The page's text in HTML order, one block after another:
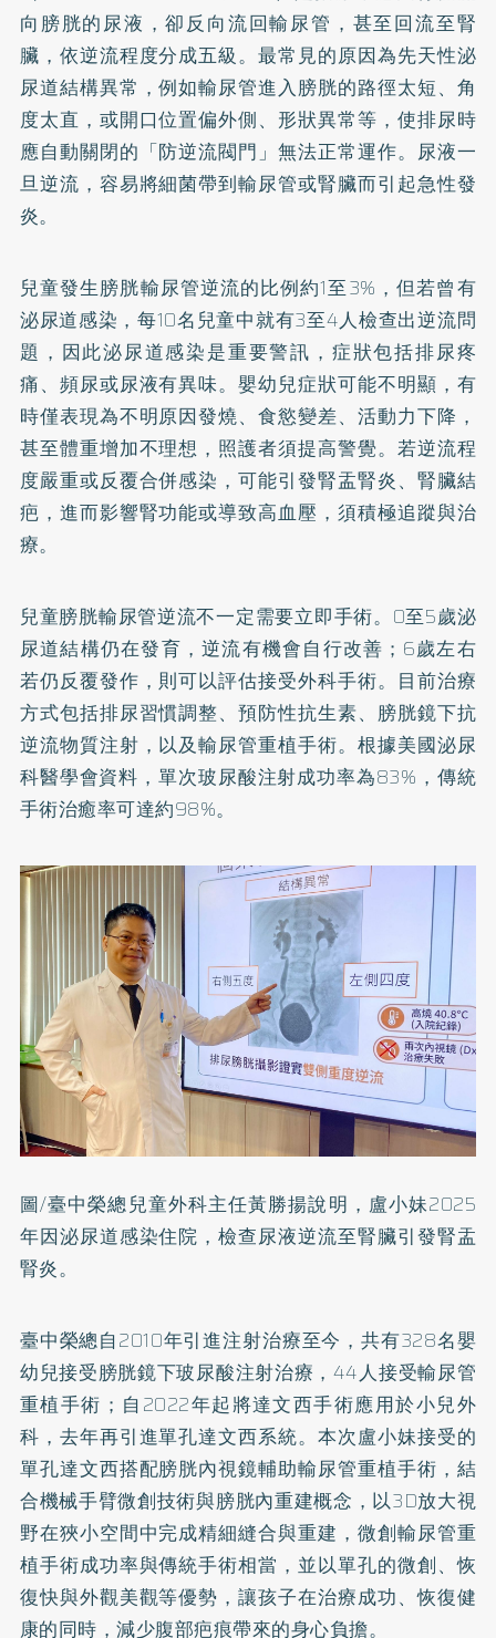
向膀胱的尿液，卻反向流回輸尿管，甚至回流至腎
臟，依逆流程度分成五級。最常見的原因為先天性泌
尿道結構異常，例如輸尿管進入膀胱的路徑太短、角
度太直，或開口位置偏外側、形狀異常等，使排尿時
應自動關閉的「防逆流閥門」無法正常運作。尿液一
旦逆流，容易將細菌帶到輸尿管或腎臟而引起急性發
炎。
兒童發生膀胱輸尿管逆流的比例約1至3%，但若曾有
泌尿道感染，每10名兒童中就有3至4人檢查出逆流問
題，因此泌尿道感染是重要警訊，症狀包括排尿疼
痛、頻尿或尿液有異味。嬰幼兒症狀可能不明顯，有
時僅表現為不明原因發燒、食慾變差、活動力下降，
甚至體重增加不理想，照護者須提高警覺。若逆流程
度嚴重或反覆合併感染，可能引發腎盂腎炎、腎臟結
疤，進而影響腎功能或導致高血壓，須積極追蹤與治
療。
兒童膀胱輸尿管逆流不一定需要立即手術。0至5歲泌
尿道結構仍在發育，逆流有機會自行改善；6歲左右
若仍反覆發作，則可以評估接受外科手術。目前治療
方式包括排尿習慣調整、預防性抗生素、膀胱鏡下抗
逆流物質注射，以及輸尿管重植手術。根據美國泌尿
科醫學會資料，單次玻尿酸注射成功率為83%，傳統
手術治癒率可達約98%。
圖/臺中榮總兒童外科主任黃勝揚說明，盧小妹2025
年因泌尿道感染住院，檢查尿液逆流至腎臟引發腎盂
腎炎。
臺中榮總自2010年引進注射治療至今，共有328名嬰
幼兒接受膀胱鏡下玻尿酸注射治療，44人接受輸尿管
重植手術；自2022年起將達文西手術應用於小兒外
科，去年再引進單孔達文西系統。本次盧小妹接受的
單孔達文西搭配膀胱內視鏡輔助輸尿管重植手術，結
合機械手臂微創技術與膀胱內重建概念，以3D放大視
野在狹小空間中完成精細縫合與重建，微創輸尿管重
植手術成功率與傳統手術相當，並以單孔的微創、恢
復快與外觀美觀等優勢，讓孩子在治療成功、恢復健
康的同時，減少腹部疤痕帶來的身心負擔。